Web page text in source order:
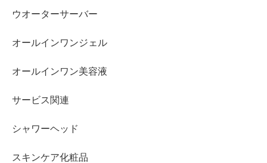
ウオーターサーバー
オールインワンジェル
オールインワン美容液
サービス関連
シャワーヘッド
スキンケア化粧品